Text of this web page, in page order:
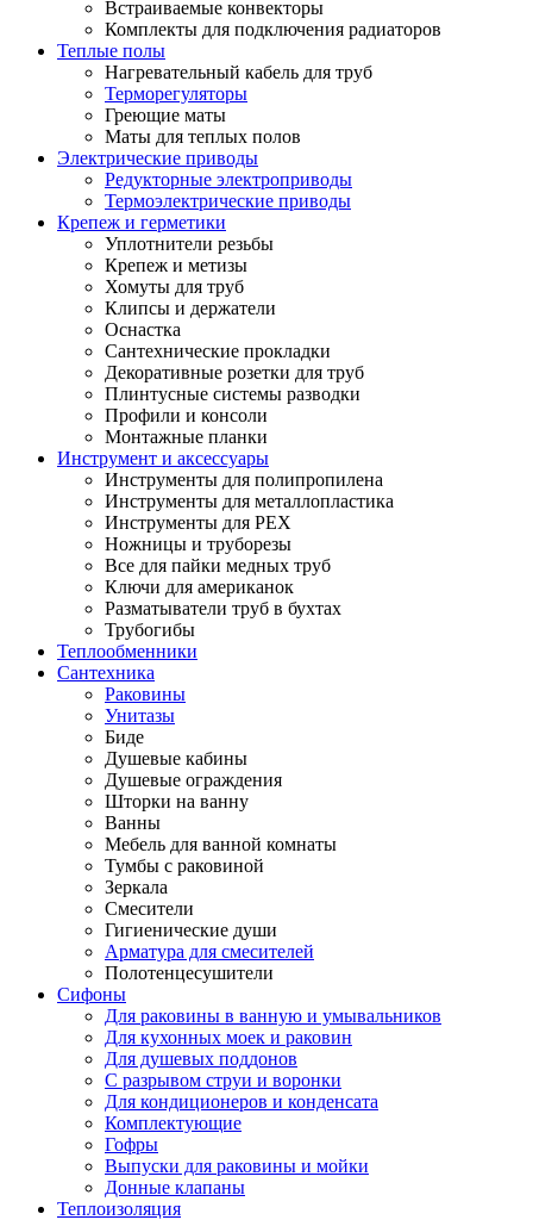
Встраиваемые конвекторы
Комплекты для подключения радиаторов
Теплые полы
Нагревательный кабель для труб
Терморегуляторы
Греющие маты
Маты для теплых полов
Электрические приводы
Редукторные электроприводы
Термоэлектрические приводы
Крепеж и герметики
Уплотнители резьбы
Крепеж и метизы
Хомуты для труб
Клипсы и держатели
Оснастка
Сантехнические прокладки
Декоративные розетки для труб
Плинтусные системы разводки
Профили и консоли
Монтажные планки
Инструмент и аксессуары
Инструменты для полипропилена
Инструменты для металлопластика
Инструменты для PEX
Ножницы и труборезы
Все для пайки медных труб
Ключи для американок
Разматыватели труб в бухтах
Трубогибы
Теплообменники
Сантехника
Раковины
Унитазы
Биде
Душевые кабины
Душевые ограждения
Шторки на ванну
Ванны
Мебель для ванной комнаты
Тумбы с раковиной
Зеркала
Смесители
Гигиенические души
Арматура для смесителей
Полотенцесушители
Сифоны
Для раковины в ванную и умывальников
Для кухонных моек и раковин
Для душевых поддонов
С разрывом струи и воронки
Для кондиционеров и конденсата
Комплектующие
Гофры
Выпуски для раковины и мойки
Донные клапаны
Теплоизоляция